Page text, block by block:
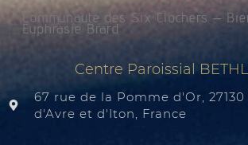
Communauté des Six Clochers –
Euphrasie Brard
Centre Paroissial
67 rue de la Pomme d'Or,
d'Avre et d'Iton, France